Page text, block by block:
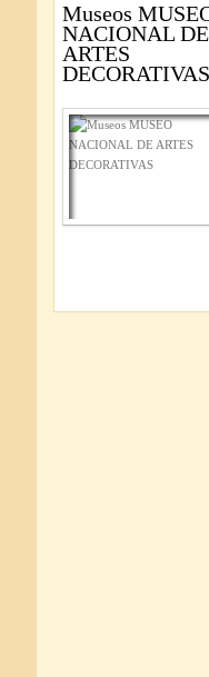
Museos
NACIONAL DE
ARTES
DECORATIVAS